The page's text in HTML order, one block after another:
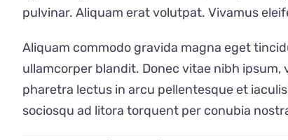
pulvinar. Aliquam erat volutpat. Vivamus
Aliquam commodo gravida magna eget
ullamcorper blandit. Donec vitae nibh ipsum,
pharetra lectus in arcu pellentesque et
sociosqu ad litora torquent per conubia